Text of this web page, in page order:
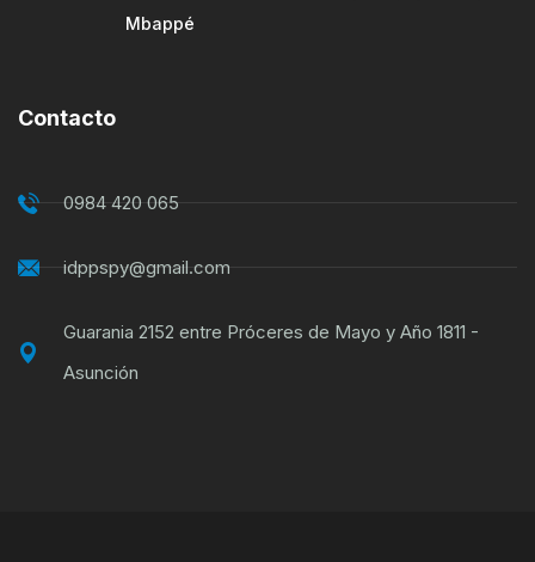
Mbappé
Contacto
0984 420 065
idppspy@gmail.com
Guarania 2152 entre Próceres de Mayo y Año 1811 -
Asunción